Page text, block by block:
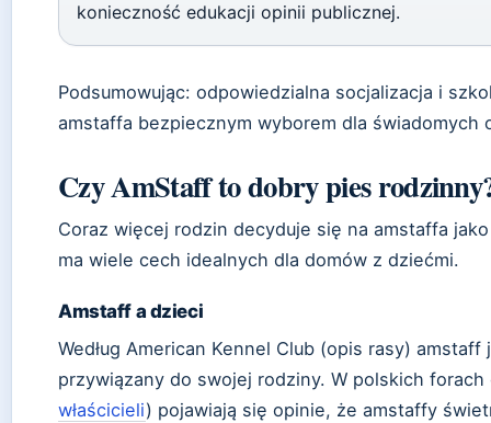
konieczność edukacji opinii publicznej.
Podsumowując: odpowiedzialna socjalizacja i
amstaffa bezpiecznym wyborem dla świadomych
Czy AmStaff to dobry pies
Coraz więcej rodzin decyduje się na amstaffa
ma wiele cech idealnych dla domów z dziećmi.
Amstaff a dzieci
Według American Kennel Club (opis rasy)
przywiązany do swojej rodziny. W polskich
właścicieli) pojawiają się opinie, że amstaffy